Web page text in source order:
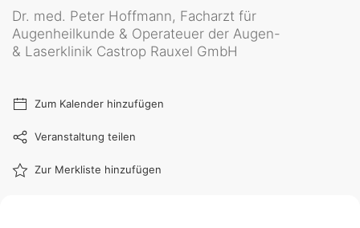
Dr. med. Peter Hoffmann, Facharzt für
Augenheilkunde & Operateuer der Augen-
& Laserklinik Castrop Rauxel GmbH
Zum Kalender hinzufügen
Veranstaltung teilen
Zur Merkliste hinzufügen